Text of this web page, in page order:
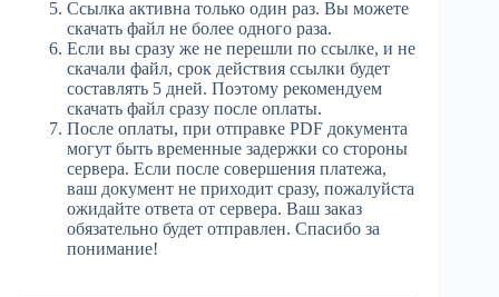
Ссылка активна только один раз. Вы можете
скачать файл не более одного раза.
Если вы сразу же не перешли по ссылке, и не
скачали файл, срок действия ссылки будет
составлять 5 дней. Поэтому рекомендуем
скачать файл сразу после оплаты.
После оплаты, при отправке PDF документа
могут быть временные задержки со стороны
сервера. Если после совершения платежа,
ваш документ не приходит сразу, пожалуйста
ожидайте ответа от сервера. Ваш заказ
обязательно будет отправлен. Спасибо за
понимание!